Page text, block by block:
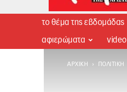
το θέμα της εβδομάδας
αφιερώματα video
ΑΡΧΙΚΉ ΠΟΛΙΤΙΚΉ